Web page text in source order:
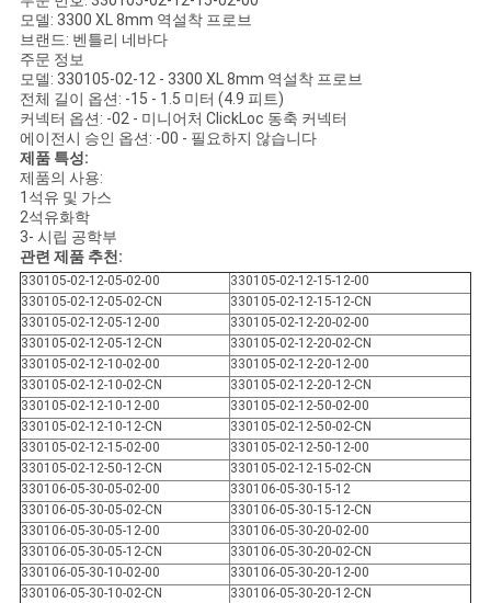
인
용
을
요
청
하
십
시
오
사
이
트
맵
모델: 3300 XL 8mm 역설착 프로브
브랜드: 벤틀리 네바다
주문 정보
모델: 330105-02-12 - 3300 XL 8mm 역설착 프로브
전체 길이 옵션: -15 - 1.5 미터 (4.9 피트)
커넥터 옵션: -02 - 미니어처 ClickLoc 동축 커넥터
에이전시 승인 옵션: -00 - 필요하지 않습니다
제품 특성:
제품의 사용:
1석유 및 가스
2석유화학
3- 시립 공학부
관련 제품 추천:
330105-02-12-05-02-00
330105-02-12-15-12-00
330105-02-12-05-02-CN
330105-02-12-15-12-CN
330105-02-12-05-12-00
330105-02-12-20-02-00
330105-02-12-05-12-CN
330105-02-12-20-02-CN
330105-02-12-10-02-00
330105-02-12-20-12-00
330105-02-12-10-02-CN
330105-02-12-20-12-CN
330105-02-12-10-12-00
330105-02-12-50-02-00
330105-02-12-10-12-CN
330105-02-12-50-02-CN
330105-02-12-15-02-00
330105-02-12-50-12-00
330105-02-12-50-12-CN
330105-02-12-15-02-CN
330106-05-30-05-02-00
330106-05-30-15-12
330106-05-30-05-02-CN
330106-05-30-15-12-CN
330106-05-30-05-12-00
330106-05-30-20-02-00
330106-05-30-05-12-CN
330106-05-30-20-02-CN
330106-05-30-10-02-00
330106-05-30-20-12-00
330106-05-30-10-02-CN
330106-05-30-20-12-CN